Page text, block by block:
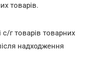
товарів.
г товарів товарних
надходження